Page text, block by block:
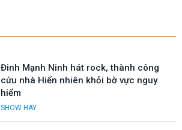
Đinh Mạnh Ninh hát rock, thành công
cứu nhà Hiển nhiên khỏi bờ vực nguy
hiểm
SHOW HAY